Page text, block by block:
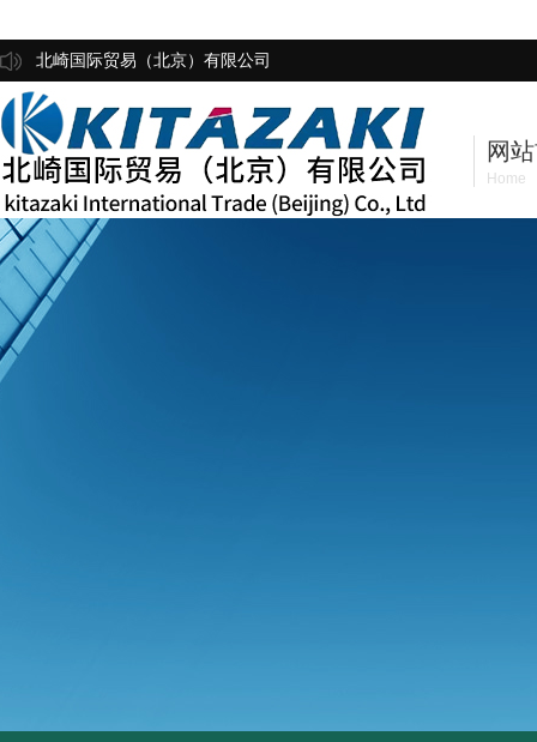
北崎国际贸易（北京）有限公司
网
Home